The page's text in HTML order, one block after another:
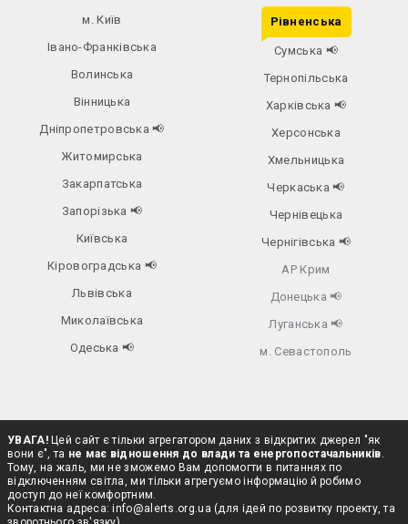
м. Київ
Івано-Франківська
Волинська
Вінницька
Дніпропетровська📢
Житомирська
Закарпатська
Запорізька 📢
Київська
Кіровоградська 📢
Львівська
Миколаївська
Одеська📢
Рівненська
Сумська 📢
Тернопільська
Харківська 📢
Херсонська
Хмельницька
Черкаська📢
Чернівецька
Чернігівська 📢
АР Крим
Донецька 📢
Луганська 📢
м. Севастополь
УВАГА!Цей сайт є тільки агрегатором даних з відкритих джерел "як
вони є", та не має відношення до влади та енергопостачальників.
Тому, на жаль, ми не зможемо Вам допомогти в питаннях по
відключенням світла, ми тільки агрегуємо інформацію й робимо
доступ до неї комфортним.
Контактна адреса:info@alerts.org.ua (для ідей по розвитку проекту, та